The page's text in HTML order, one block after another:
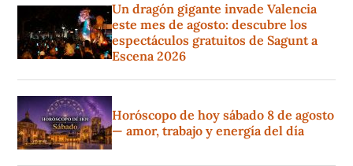
Un dragón gigante invade Valencia
este mes de agosto: descubre los
espectáculos gratuitos de Sagunt a
Escena 2026
Horóscopo de hoy sábado 8 de agosto
— amor, trabajo y energía del día